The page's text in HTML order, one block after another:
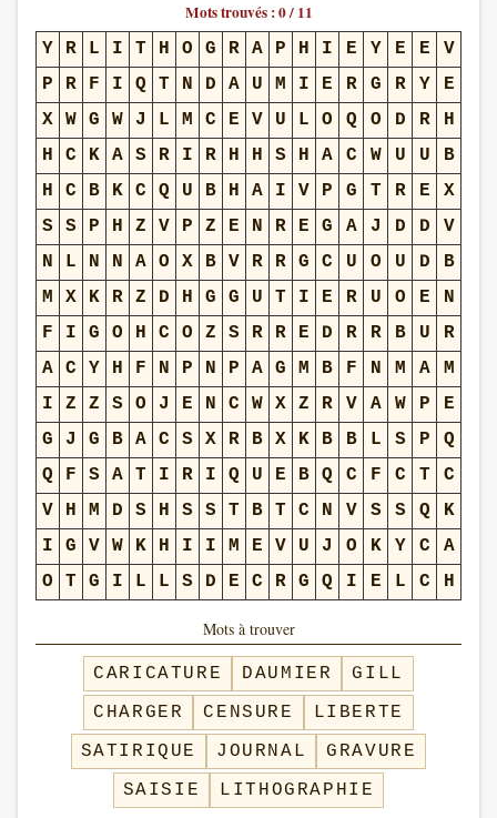
Mots trouvés :0/ 11
Y R L I T H O G R A P H I E Y E E
V
P
R F I Q T N D A U M I E R G R Y
E
X
W G W J L M C E V U L O Q O D R
H
H
C K A S R I R H H S H A C W U U
B
H
C B K C Q U B H A I V P G T R E
X
S
S P H Z V P Z E N R E G A J D D
V
N
L N N A O X B V R R G C U O U D
B
M
X K R Z D H G G U T I E R U O E
N
F
I G O H C O Z S R R E D R R B U
R
A
C Y H F N P N P A G M B F N M A
M
I
Z Z S O J E N C W X Z R V A W P
E
G
J G B A C S X R B X K B B L S P
Q
Q
F S A T I R I Q U E B Q C F C T
C
V
H M D S H S S T B T C N V S S Q
K
I
G V W K H I I M E V U J O K Y C
A
O
T G I L L S D E C R G Q I E L C H
Mots à trouver
CARICATURE DAUMIER
GILL
CHARGER
CENSURE
LIBERTE
SATIRIQUE
JOURNAL
GRAVURE
SAISIE
LITHOGRAPHIE